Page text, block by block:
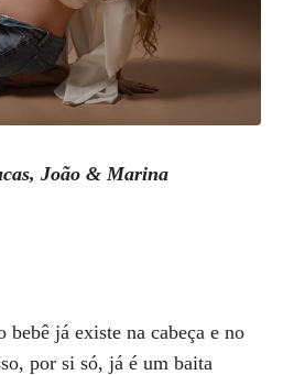
João & Marina
bebê já existe na cabeça e no
por si só, já é um baita